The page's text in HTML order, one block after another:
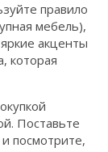
правило
мебель),
акценты
которая
Поставьте
посмотрите,